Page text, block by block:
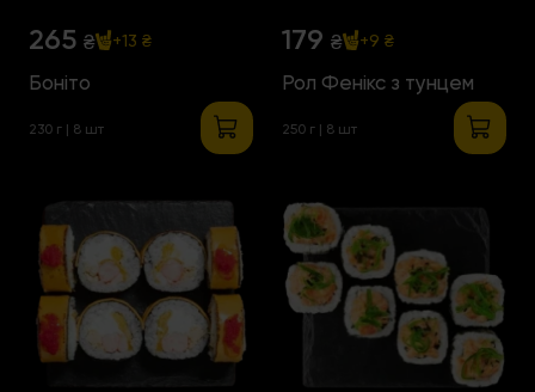
265 ₴ +13 ₴
Боніто
230 г | 8 шт
179 ₴ +9 ₴
Рол Фенікс з тунцем
250 г | 8 шт